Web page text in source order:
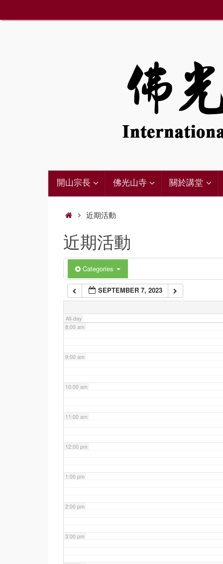
to
content
開山宗長 佛光山寺 關於講堂
Home近期活動
近期活動
Categories
SEPTEMBER 7, 2023
All-day
3:00 am
5:00 am
6:00 am
7:00 am
8:00 am
9:00 am
10:00 am
11:00 am
12:00 pm
1:00 pm
2:00 pm
3:00 pm